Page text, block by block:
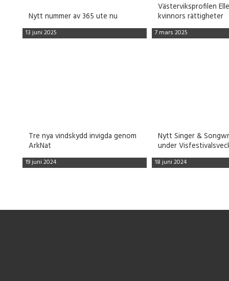
Nytt nummer av 365 ute nu
13 juni 2025
Västerviksprofilen
kvinnors rättigheter
7 mars 2025
Tre nya vindskydd invigda genom
ArkNat
19 juni 2024
Nytt Singer &
under
18 juni 2024